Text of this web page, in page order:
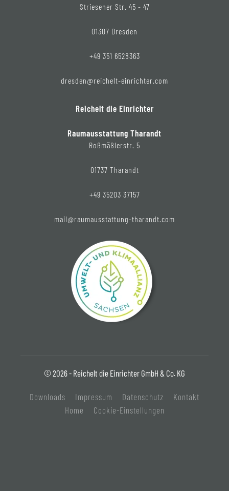
Striesener Str. 45 - 47
01307 Dresden
+49 351 6528363
dresden@reichelt-einrichter.com
Reichelt die Einrichter
Raumausstattung Tharandt
Roßmäßlerstr. 5
01737 Tharandt
+49 35203 37157
mail@raumausstattung-tharandt.com
© 2026 - Reichelt die Einrichter GmbH & Co. KG
Downloads Impressum Datenschutz
Kontakt
Home
Cookie-Einstellungen